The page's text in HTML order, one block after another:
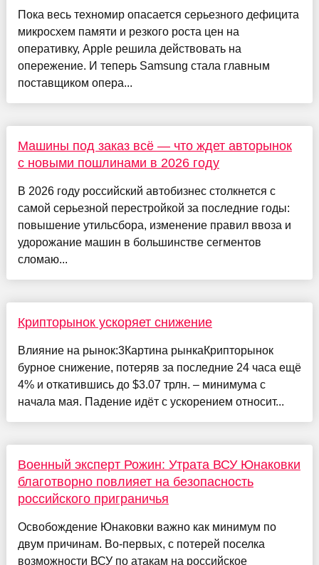
Пока весь техномир опасается серьезного дефицита
микросхем памяти и резкого роста цен на
оперативку, Apple решила действовать на
опережение. И теперь Samsung стала главным
поставщиком опера...
Машины под заказ всё — что ждет авторынок
с новыми пошлинами в 2026 году
В 2026 году российский автобизнес столкнется с
самой серьезной перестройкой за последние годы:
повышение утильсбора, изменение правил ввоза и
удорожание машин в большинстве сегментов
сломаю...
Крипторынок ускоряет снижение
Влияние на рынок:3Картина рынкаКрипторынок
бурное снижение, потеряв за последние 24 часа ещё
4% и откатившись до $3.07 трлн. – минимума с
начала мая. Падение идёт с ускорением относит...
Военный эксперт Рожин: Утрата ВСУ Юнаковки
благотворно повлияет на безопасность
российского приграничья
Освобождение Юнаковки важно как минимум по
двум причинам. Во-первых, с потерей поселка
возможности ВСУ по атакам на российское